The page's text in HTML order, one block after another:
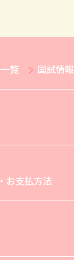
覧 国試情報
お支払方法